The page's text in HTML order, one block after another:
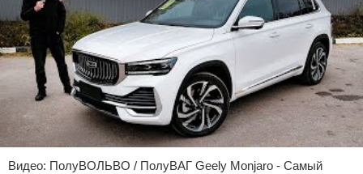
Видео: ПолуВОЛЬВО / ПолуВАГ Geely Monjaro - Самый